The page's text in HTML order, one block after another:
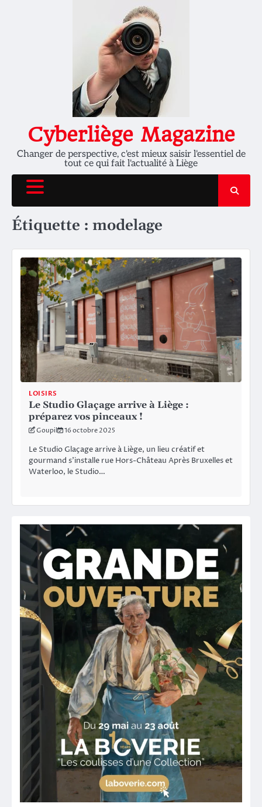
Cyberliège Magazine
Changer de perspective, c'est mieux saisir l'essentiel de
tout ce qui fait l'actualité à Liège
Étiquette : modelage
LOISIRS
Le Studio Glaçage arrive à Liège :
préparez vos pinceaux !
Goupil 16 octobre 2025
Le Studio Glaçage arrive à Liège, un lieu créatif et
gourmand s’installe rue Hors-Château Après Bruxelles et
Waterloo, le Studio…